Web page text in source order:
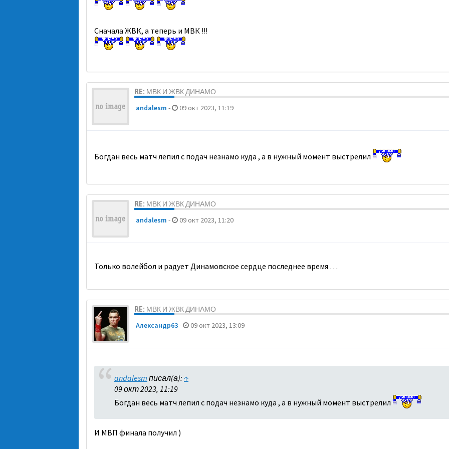
Сначала ЖВК, а теперь и МВК !!!
RE: МВК И ЖВК ДИНАМО
andalesm - 09 окт 2023, 11:19
Богдан весь матч лепил с подач незнамо куда , а в нужный момент выстрелил
RE: МВК И ЖВК ДИНАМО
andalesm - 09 окт 2023, 11:20
Только волейбол и радует Динамовское сердце последнее время …
RE: МВК И ЖВК ДИНАМО
Александр63- 09 окт 2023, 13:09
andalesm писал(а): ↑
09 окт 2023, 11:19
Богдан весь матч лепил с подач незнамо куда , а в нужный момент выстрелил
И МВП финала получил )